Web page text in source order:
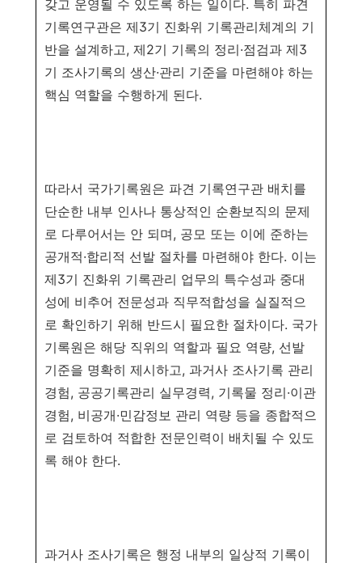
갖고 운영될 수 있도록 하는 일이다. 특히 파견
기록연구관은 제3기 진화위 기록관리체계의 기
반을 설계하고, 제2기 기록의 정리·점검과 제3
기 조사기록의 생산·관리 기준을 마련해야 하는
핵심 역할을 수행하게 된다.
따라서 국가기록원은 파견 기록연구관 배치를
단순한 내부 인사나 통상적인 순환보직의 문제
로 다루어서는 안 되며, 공모 또는 이에 준하는
공개적·합리적 선발 절차를 마련해야 한다. 이는
제3기 진화위 기록관리 업무의 특수성과 중대
성에 비추어 전문성과 직무적합성을 실질적으
로 확인하기 위해 반드시 필요한 절차이다. 국가
기록원은 해당 직위의 역할과 필요 역량, 선발
기준을 명확히 제시하고, 과거사 조사기록 관리
경험, 공공기록관리 실무경력, 기록물 정리·이관
경험, 비공개·민감정보 관리 역량 등을 종합적으
로 검토하여 적합한 전문인력이 배치될 수 있도
록 해야 한다.
과거사 조사기록은 행정 내부의 일상적 기록이